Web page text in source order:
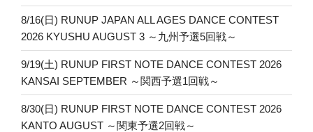
8/16(日) RUNUP JAPAN ALL AGES DANCE CONTEST
2026 KYUSHU AUGUST 3 ～九州予選5回戦～
9/19(土) RUNUP FIRST NOTE DANCE CONTEST 2026
KANSAI SEPTEMBER ～関西予選1回戦～
8/30(日) RUNUP FIRST NOTE DANCE CONTEST 2026
KANTO AUGUST ～関東予選2回戦～